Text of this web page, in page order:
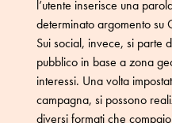
l’utente inserisce una
determinato argomento su
Sui social, invece, si parte
pubblico in base a zona
interessi. Una volta
campagna, si possono
diversi formati che